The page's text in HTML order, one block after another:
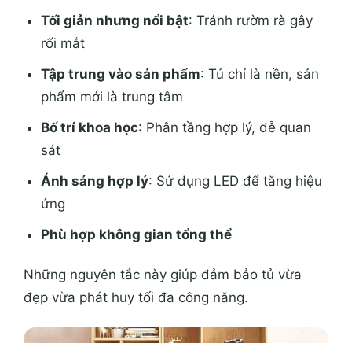
Tối giản nhưng nổi bật: Tránh rườm rà gây
rối mắt
Tập trung vào sản phẩm: Tủ chỉ là nền, sản
phẩm mới là trung tâm
Bố trí khoa học: Phân tầng hợp lý, dễ quan
sát
Ánh sáng hợp lý: Sử dụng LED để tăng hiệu
ứng
Phù hợp không gian tổng thể
Những nguyên tắc này giúp đảm bảo tủ vừa
đẹp vừa phát huy tối đa công năng.